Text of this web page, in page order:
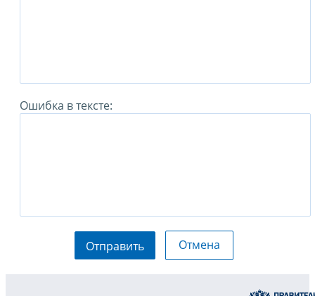
Ошибка в тексте:
Отправить Отмена